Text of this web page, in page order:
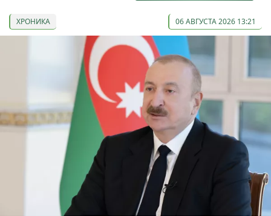
ХРОНИКА 06 АВГУСТА 2026 13:21